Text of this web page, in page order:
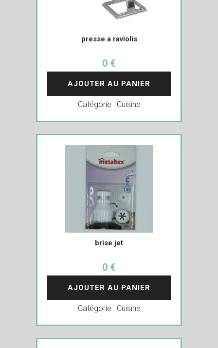
presse a raviolis
0 €
AJOUTER AU PANIER
Catégorie : Cuisine
brise jet
0 €
AJOUTER AU PANIER
Catégorie : Cuisine